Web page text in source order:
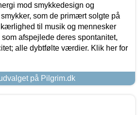
mod smykkedesign og
som de primært solgte på
til musik og mennesker
afspejlede deres spontanitet,
alle dybtfølte værdier. Klik her for
på Pilgrim.dk